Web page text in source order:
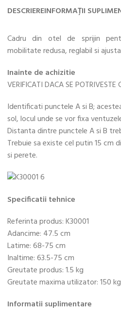
DESCRIEREINFORMAȚII
Cadru din otel de sprijin
mobilitate redusa, reglabil si
Inainte de achizitie
VERIFICATI DACA SE POTRIVESTE
Identificati punctele A si B;
sol, locul unde se vor fixa
Distanta dintre punctele A si B
Trebuie sa existe cel putin 15 cm
si perete.
Specificatii tehnice
Referinta produs: K30001
Adancime: 47.5 cm
Latime: 68-75 cm
Inaltime: 63.5-75 cm
Greutate produs: 1.5 kg
Greutate maxima utilizator: 150 kg
Informatii suplimentare